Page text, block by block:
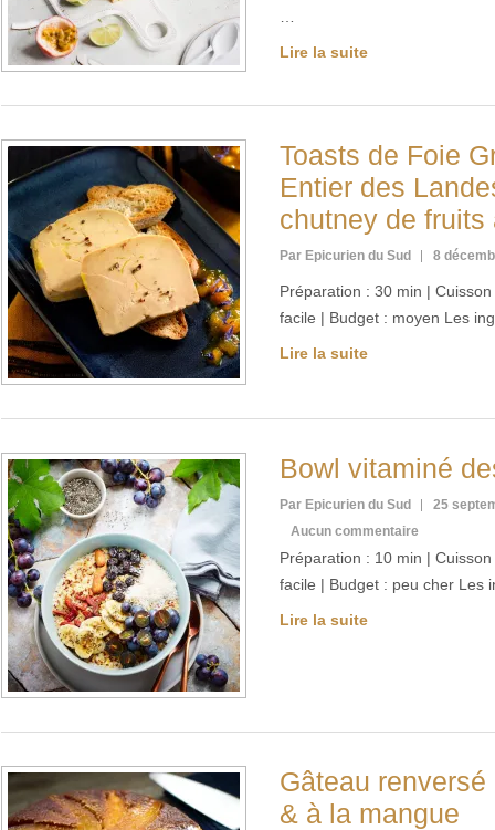
Lire la suite
Toasts de Foie
Entier des
chutney de fruits
Par Epicurien du Sud 8
Préparation : 30 min |
facile | Budget : moyen Les
Lire la suite
Bowl vitaminé
Par Epicurien du Sud
25
Aucun commentaire
Préparation : 10 min |
facile | Budget : peu cher Les
Lire la suite
Gâteau
& à la mangue